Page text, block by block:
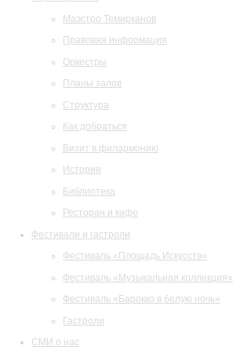
Маэстро Темирканов
Правовая информация
Оркестры
Планы залов
Структура
Как добраться
Визит в филармонию
История
Библиотека
Ресторан и кафе
Фестивали и гастроли
Фестиваль «Площадь Искусств»
Фестиваль «Музыкальная коллекция»
Фестиваль «Барокко в белую ночь»
Гастроли
СМИ о нас